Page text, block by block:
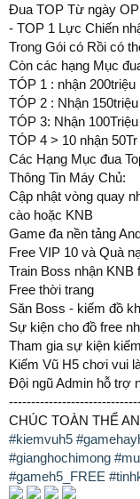
Đua TOP Từ ngày
- TOP 1 Lực Chiến
Trong Gói có Rồi có
Còn các hạng Mục
TÓP 1 : nhận
TÓP 2 : Nhận
TÓP 3: Nhận
TÓP 4 > 10 nhận
Các Hạng Mục đua
Thông Tin Máy Chủ:
Cập nhật vòng quay
cào hoặc KNB
Game đa nền tảng
Free VIP 10 và Quà
Train Boss nhận KNB
Free thời trang
Săn Boss - kiếm đồ
Sự kiện cho đồ free
Tham gia sự kiện
Kiếm Vũ H5 chơi vui
Đội ngũ Admin hỗ trợ
CHÚC TOÀN THỂ
#kiemvuh5
#gianghochimong
#gameh5_FREE